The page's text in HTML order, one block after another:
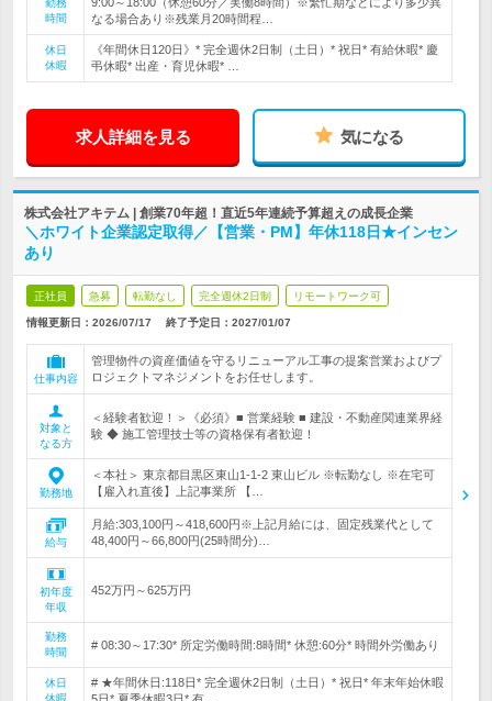
勤務
時間
なる場合あり※残業月20時間程…
休日
休暇
《年間休日120日》* 完全週休2日制（土日）* 祝日* 有給休暇* 慶
弔休暇* 出産・育児休暇* …
求人詳細を見る 気になる
株式会社アキテム | 創業70年超！直近5年連続予算超えの成長企業
＼ホワイト企業認定取得／【営業・PM】年休118日★インセン
あり
正社員 急募 転勤なし 完全週休2日制 リモートワーク可
情報更新日：2026/07/17 終了予定日： 2027/01/07
仕事内容
管理物件の資産価値を守るリニューアル工事の提案営業およびプ
ロジェクトマネジメントをお任せします。
対象と
なる方
＜経験者歓迎！＞《必須》■ 営業経験 ■ 建設・不動産関連業界経
験 ◆ 施工管理技士等の資格保有者歓迎！
勤務地
＜本社＞ 東京都目黒区東山1-1-2 東山ビル ※転勤なし ※在宅可
【雇入れ直後】上記事業所 【…
給与
月給:303,100円～418,600円※上記月給には、固定残業代として
48,400円～66,800円(25時間分)…
初年度
年収
452万円～625万円
勤務
時間
# 08:30～17:30* 所定労働時間:8時間* 休憩:60分* 時間外労働あり
休日
休暇
# ★年間休日:118日* 完全週休2日制（土日）* 祝日* 年末年始休暇